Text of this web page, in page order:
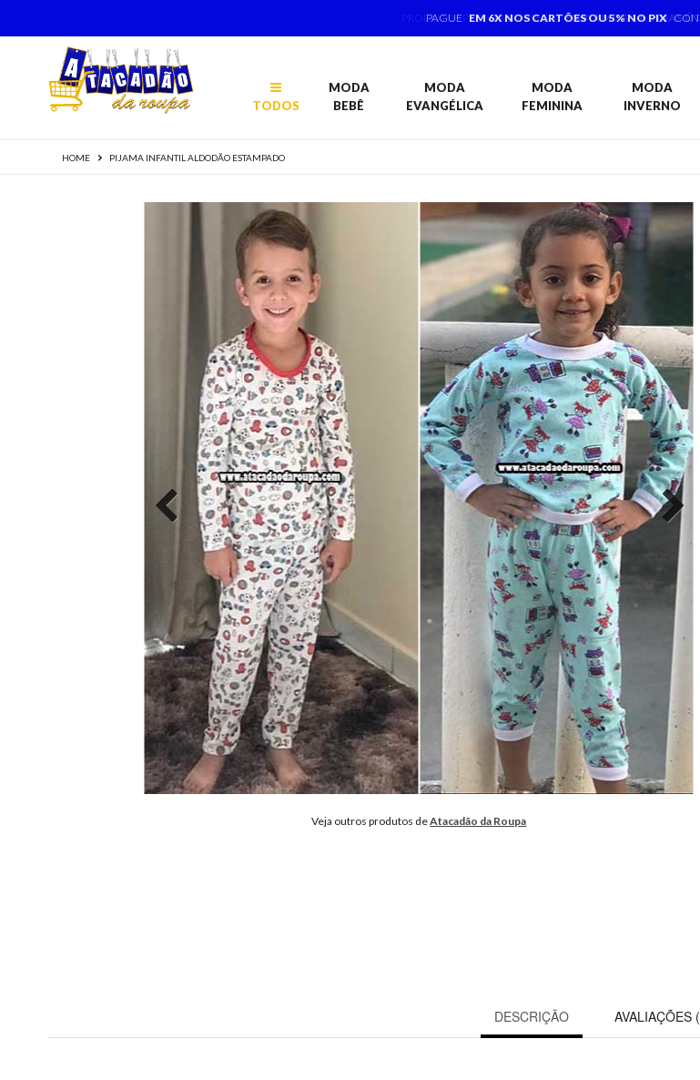
PAGUE EM 6X NOS CARTÕES OU 5% NO PIX
TODOS
MODA
BEBÊ
MODA
EVANGÉLICA
MODA
FEMININA
MODA
INVERNO
HOME PIJAMA INFANTIL ALDODÃO ESTAMPADO
Veja outros produtos deAtacadão da Roupa
DESCRIÇÃO AVALIAÇÕES